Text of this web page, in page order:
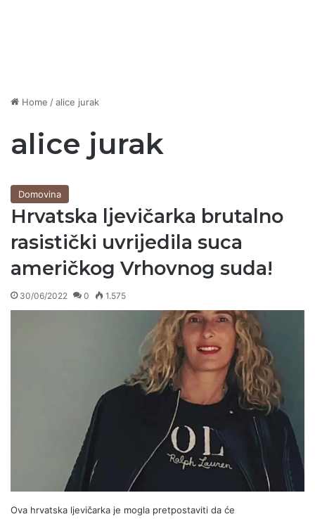
Home /alice jurak
alice jurak
Domovina
Hrvatska ljevičarka brutalno
rasistički uvrijedila suca
američkog Vrhovnog suda!
30/06/2022 0 1.575
Ova hrvatska ljevičarka je mogla pretpostaviti da će